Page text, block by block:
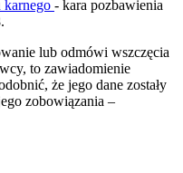
karnego - kara pozbawienia
lub odmówi wszczęcia
to zawiadomienie
że jego dane zostały
zobowiązania –